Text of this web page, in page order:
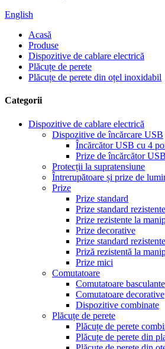
English
Acasă
Produse
Dispozitive de cablare electrică
Plăcuțe de perete
Plăcuțe de perete din oțel inoxidabil
Categorii
Dispozitive de cablare electrică
Dispozitive de încărcare USB
Încărcător USB cu 4
Prize de încărcător USB
Protecții la supratensiune
Întrerupătoare și prize de
Prize
Prize standard
Prize standard
Prize rezistente la
Prize decorative
Prize standard
Priză rezistentă la
Prize mici
Comutatoare
Comutatoare basculante
Comutatoare decorative
Dispozitive combinate
Plăcuțe de perete
Plăcuțe de perete
Plăcuțe de perete din